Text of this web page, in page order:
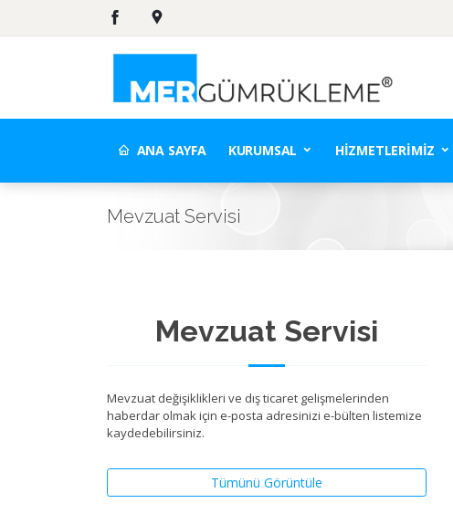
ANA SAYFA KURUMSAL HIZMETLERIMIZ
Mevzuat Servisi
Mevzuat Servisi
Mevzuat değişiklikleri ve dış ticaret gelişmelerinden
haberdar olmak için e-posta adresinizi e-bülten listemize
kaydedebilirsiniz.
Tümünü Görüntüle